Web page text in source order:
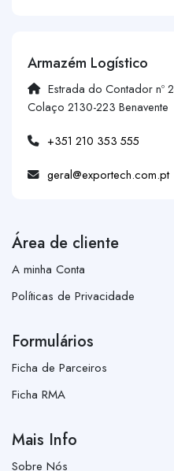
Armazém Logístico
Estrada do Contador nº
Colaço 2130-223 Benavente
+351 210 353 555
geral@exportech.com.pt
Área de cliente
A minha Conta
Políticas de Privacidade
Formulários
Ficha de Parceiros
Ficha RMA
Mais Info
Sobre Nós